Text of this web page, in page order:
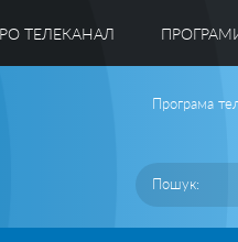
ТЕЛЕКАНАЛ
Програма